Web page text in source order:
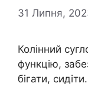
31 Липня,
Колінний
функцію,
бігати, сидіти.